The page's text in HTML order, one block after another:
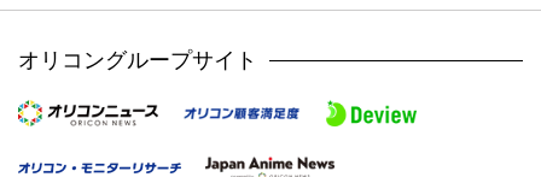
オリコングループサイト